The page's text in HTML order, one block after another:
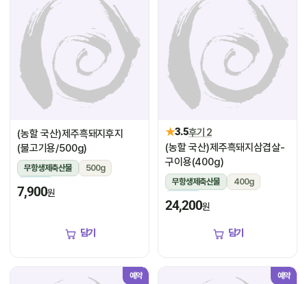
(농할 국산)제주흑돼지후지
(불고기용/500g)
무항생제축산물
500g
냉장
7,900원
담기
★3.5후기 2
(농할 국산)제주흑돼지삼겹살-
구이용(400g)
무항생제축산물
400g
냉장
24,200원
담기
예약 예약